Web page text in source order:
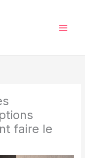
faire le